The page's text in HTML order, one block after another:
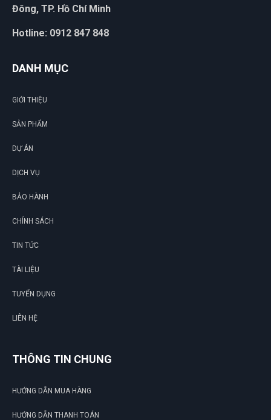
Đông, TP. Hồ Chí Minh
Hotline: 0912 847 848
DANH MỤC
GIỚI THIỆU
SẢN PHẨM
DỰ ÁN
DỊCH VỤ
BẢO HÀNH
CHÍNH SÁCH
TIN TỨC
TÀI LIỆU
TUYỂN DỤNG
LIÊN HỆ
THÔNG TIN CHUNG
HƯỚNG DẪN MUA HÀNG
HƯỚNG DẪN THANH TOÁN